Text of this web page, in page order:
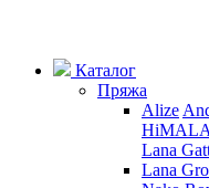
Каталог
Пряжа
Alize
Lana
Lana